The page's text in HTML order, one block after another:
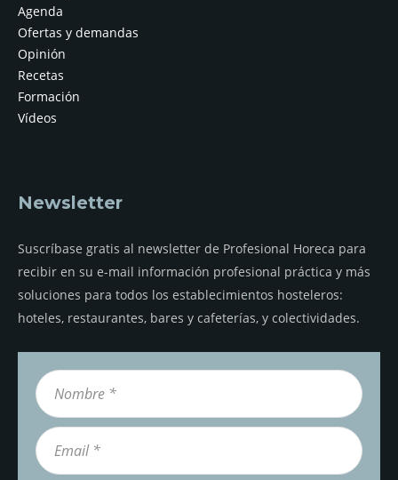
Agenda
Ofertas y demandas
Opinión
Recetas
Formación
Vídeos
Newsletter
Suscríbase gratis al newsletter de Profesional Horeca para
recibir en su e-mail información profesional práctica y más
soluciones para todos los establecimientos hosteleros:
hoteles, restaurantes, bares y cafeterías, y colectividades.